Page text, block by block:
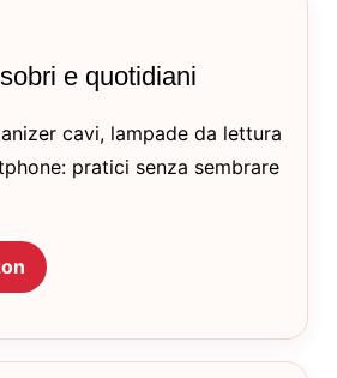
e quotidiani
cavi, lampade da lettura
pratici senza sembrare